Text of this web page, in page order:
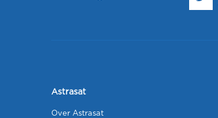
Astrasat
Over Astrasat